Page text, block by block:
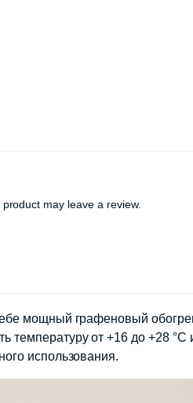
may leave a review.
мощный графеновый
от +16 до +28
использования.